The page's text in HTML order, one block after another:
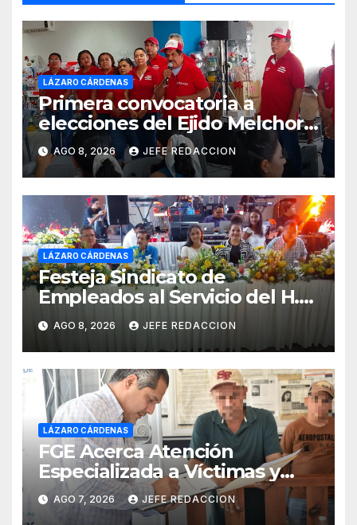
LÁZARO CÁRDENAS
Primera convocatoria a
elecciones del Ejido Melchor
Ocampo en Lázaro Cárdenas
el domingo
AGO 8, 2026 JEFE REDACCION
LÁZARO CÁRDENAS
Festeja Sindicato de
Empleados al Servicio del H.
Ayuntamiento de LZC Día del
Empleado Municipal
AGO 8, 2026 JEFE REDACCION
LÁZARO CÁRDENAS
FGE Acerca Atención
Especializada a Víctimas y
Ciudadanía de Coalcomán
AGO 7, 2026 JEFE REDACCION